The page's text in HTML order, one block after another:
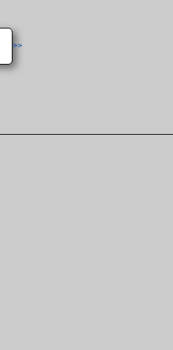
>>